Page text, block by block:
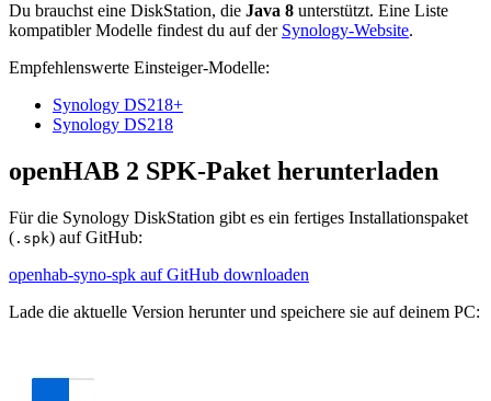
Du brauchst eine DiskStation, die Java 8 unterstützt. Eine Liste
kompatibler Modelle findest du auf der Synology-Website.
Empfehlenswerte Einsteiger-Modelle:
Synology DS218+
Synology DS218
openHAB 2 SPK-Paket herunterladen
Für die Synology DiskStation gibt es ein fertiges Installationspaket
( .spk) auf GitHub:
openhab-syno-spk auf GitHub downloaden
Lade die aktuelle Version herunter und speichere sie auf deinem PC: